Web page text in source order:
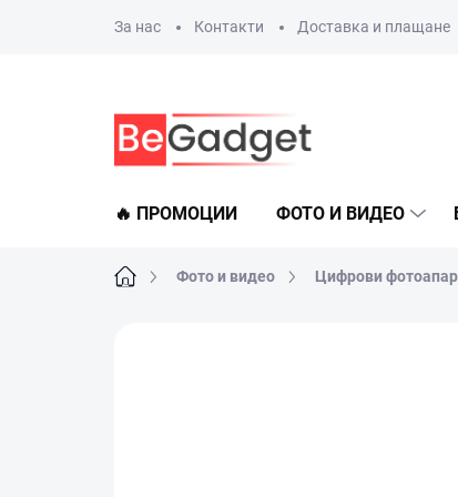
За нас Контакти Доставка и плащане
🔥 ПРОМОЦИИ ФОТО И ВИДЕО
НачалоФото и видео Цифрови